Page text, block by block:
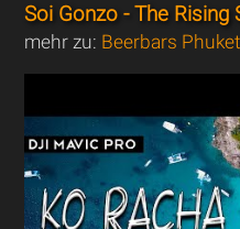
Soi Gonzo - The Rising
mehr zu: Beerbars Phuket